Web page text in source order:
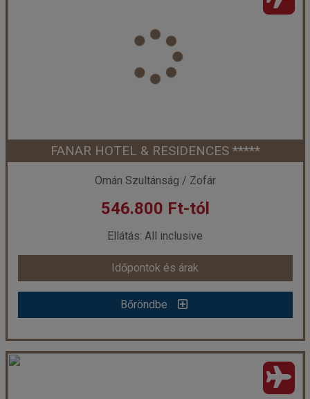
Város:Salalah
Utazás módja:
Repülővel
Reggeli
Szálláskategória:Hotel ****
Kétágyas szoba Deluxe
Időpont: 2027-02-12 | 7 éj
már 459.690 Ft-tól
Időpontok és árak
Bőröndbe
FANAR HOTEL & RESIDENCES *****
Omán Szultánság / Zofár
546.800 Ft-tól
Ellátás: All inclusive
Időpontok és árak
Bőröndbe
FANAR HOTEL & RESIDENCES *****